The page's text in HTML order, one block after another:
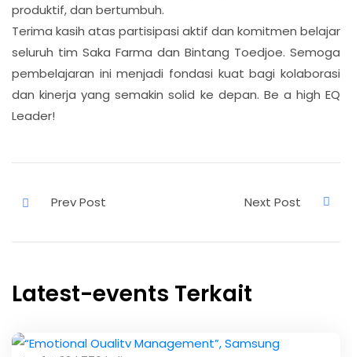
produktif, dan bertumbuh.
Terima kasih atas partisipasi aktif dan komitmen belajar
seluruh tim Saka Farma dan Bintang Toedjoe. Semoga
pembelajaran ini menjadi fondasi kuat bagi kolaborasi
dan kinerja yang semakin solid ke depan. Be a high EQ
Leader!
Latest-events Terkait